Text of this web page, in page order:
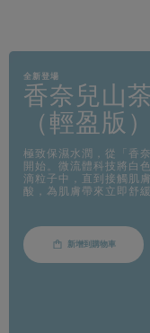
全新登場
香奈兒山
（輕盈版）
極致保濕水潤，從「香
開始。微流體科技將白
滴粒子中，直到接觸肌
酸，為肌膚帶來立即舒
新增到購物車